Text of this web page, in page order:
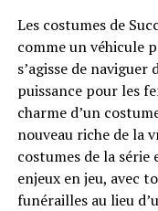
Les costumes de
comme un véhicule
s’agisse de
puissance pour les
charme d’un
nouveau riche de la
costumes de la
enjeux en jeu, avec
funérailles au lieu